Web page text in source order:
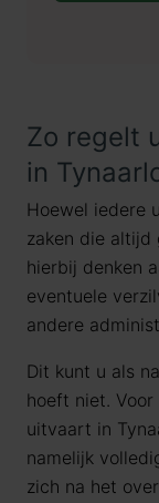
Zo regelt
in
Hoewel iedere
zaken die altijd
hierbij denken
eventuele
andere
Dit kunt u als
hoeft niet.
uitvaart in
namelijk
zich na het